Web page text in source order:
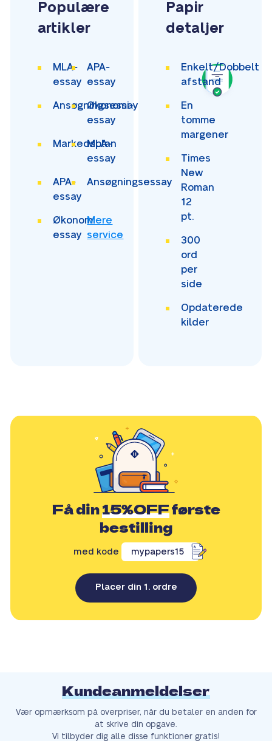
Populære
artikler
MLA-
essay
APA-
essay
Ansøgningsessay
Økonomi-
essay
Markedsplan
MLA-
essay
APA-
essay
Ansøgningsessay
Økonomi-
essay
Mere
service
Papir
detaljer
Enkelt/Dobbelt
afstand
En
tomme
margener
Times
New
Roman
12
pt.
300
ord
per
side
Opdaterede
kilder
Få din15%OFFførste
bestilling
med kode mypapers15
Placer din 1. ordre
Kundeanmeldelser
Vær opmærksom på overpriser, når du betaler en anden for
at skrive din opgave.
Vi tilbyder dig alle disse funktioner gratis!